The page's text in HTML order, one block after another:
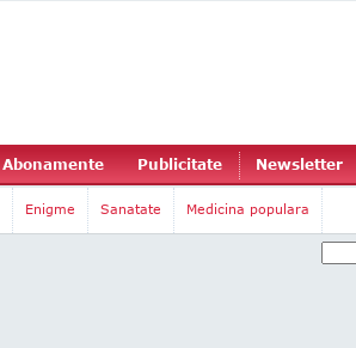
Abonamente Publicitate Newsletter
Enigme Sanatate Medicina populara